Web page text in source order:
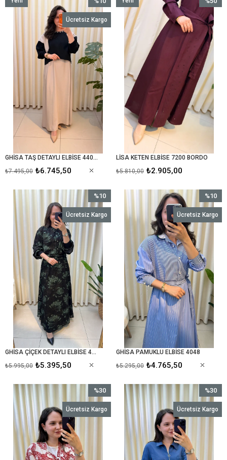
GHİSA TAŞ DETAYLI ELBİSE 4408 SİYAH TAŞ
₺6.745,50
₺7.495,00
İndirim
%10İndirim
Ücretsiz Kargo
LİSA KETEN ELBİSE 7200 BORDO
₺2.905,00
₺5.810,00
İndirim
Ürün
GHİSA ÇİÇEK DETAYLI ELBİSE 4104
₺5.395,50
₺5.995,00
%10
İndirim
%10İndirim
Ücretsiz Kargo
GHİSA PAMUKLU ELBİSE 4048
₺4.765,50
₺5.295,00
%10
İndirim
Ücretsiz Kargo
%30
İndirim
%30İndirim
Ücretsiz Kargo
%30
İndirim
Ücretsiz Kargo